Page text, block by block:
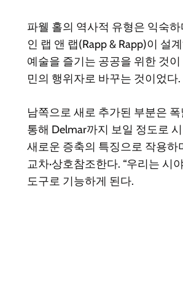
파웰 홀의 역사적 유형은 익숙
인 랩 앤 랩(Rapp & Rapp)이 설
예술을 즐기는 공공을 위한 것
민의 행위자로 바꾸는 것이었다
남쪽으로 새로 추가된 부분은
통해 Delmar까지 보일 정도로
새로운 증축의 특징으로 작용
교차·상호참조한다. “우리는
도구로 기능하게 된다.